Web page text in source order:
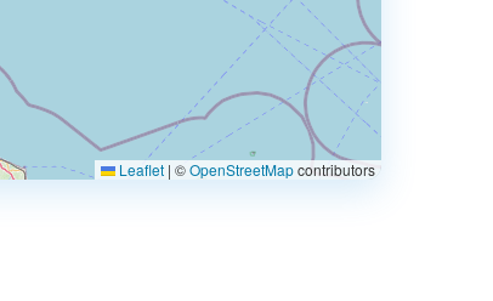
Leaflet | ©OpenStreetMapcontributors